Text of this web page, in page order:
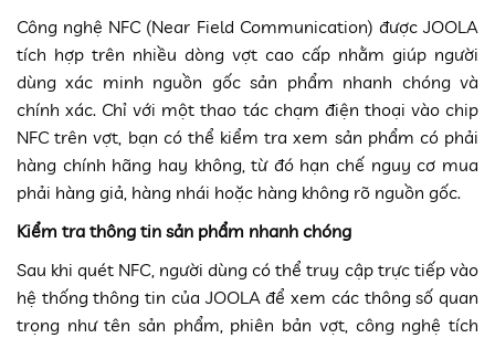
Công nghệ NFC (Near Field Communication) được JOOLA
tích hợp trên nhiều dòng vợt cao cấp nhằm giúp người
dùng xác minh nguồn gốc sản phẩm nhanh chóng và
chính xác. Chỉ với một thao tác chạm điện thoại vào chip
NFC trên vợt, bạn có thể kiểm tra xem sản phẩm có phải
hàng chính hãng hay không, từ đó hạn chế nguy cơ mua
phải hàng giả, hàng nhái hoặc hàng không rõ nguồn gốc.
Kiểm tra thông tin sản phẩm nhanh chóng
Sau khi quét NFC, người dùng có thể truy cập trực tiếp vào
hệ thống thông tin của JOOLA để xem các thông số quan
trọng như tên sản phẩm, phiên bản vợt, công nghệ tích